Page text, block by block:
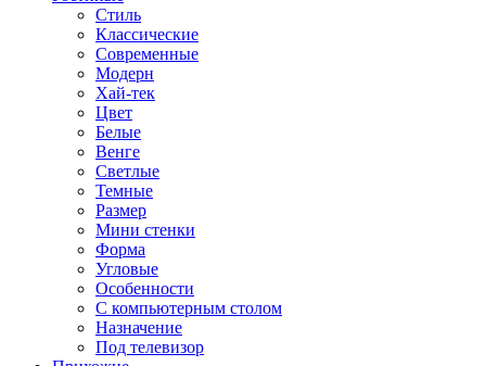
Стиль
Классические
Современные
Модерн
Хай-тек
Цвет
Белые
Венге
Светлые
Темные
Размер
Мини стенки
Форма
Угловые
Особенности
С компьютерным столом
Назначение
Под телевизор